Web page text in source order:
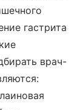
гастрита
врач-